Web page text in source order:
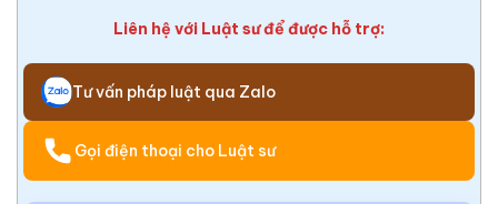
Liên hệ với Luật sư để được hỗ trợ:
Tư vấn pháp luật qua Zalo
Gọi điện thoại cho Luật sư